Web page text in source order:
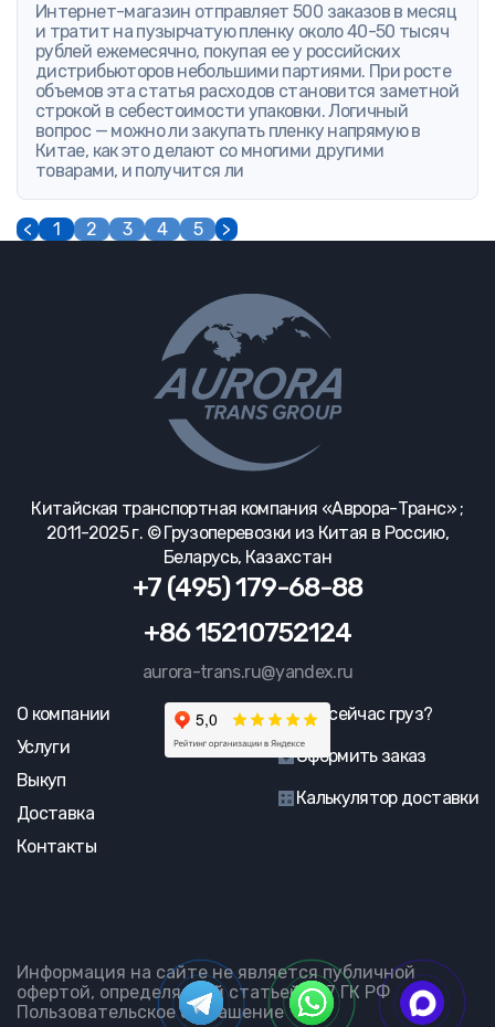
Интернет-магазин отправляет 500 заказов в месяц
и тратит на пузырчатую пленку около 40-50 тысяч
рублей ежемесячно, покупая ее у российских
дистрибьюторов небольшими партиями. При росте
объемов эта статья расходов становится заметной
строкой в себестоимости упаковки. Логичный
вопрос — можно ли закупать пленку напрямую в
Китае, как это делают со многими другими
товарами, и получится ли
< 1 2 3 4 5 >
Китайская транспортная компания «Аврора-Транс» ;
2011-2025 г. © Грузоперевозки из Китая в Россию,
Беларусь, Казахстан
+7 (495) 179-68-88
+86 15210752124
aurora-trans.ru@yandex.ru
О компании
Услуги
Выкуп
Доставка
Контакты
Где сейчас груз?
Оформить заказ
Калькулятор доставки
Информация на сайте не является публичной
офертой, определяемой статьей 437 ГК РФ
Пользовательское соглашение